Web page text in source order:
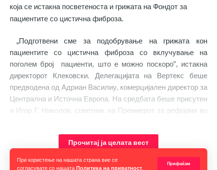
При користење на нашата страна вие се
согласувате со нашата Политика на приватност
Прифаќам
која се истакна посветеноста и грижата на Фондот за
пациентите со цистична фиброза.
„Подготвени сме за подобрување на грижата кон
пациентите со цистична фиброза со вклучување на
поголем број пациенти, што е можно поскоро”, истакна
директорот Клековски.
Делегацијата на Вертекс беше
предводена од Адриан Василиу, комерцијален директор за
Централна и Источна Европа. На средбата беше присутен
и Игор Г. Николов, советник на Премиерот за реформи во
Прочитај ја целата вест